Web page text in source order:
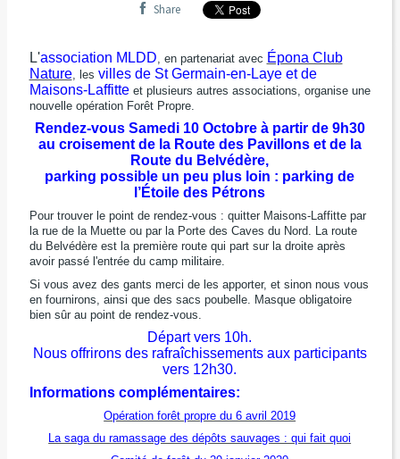
Share
L'association MLDD, en partenariat avec Épona Club
Nature, les villes de St Germain-en-Laye et de
Maisons-Laffitteet plusieurs autres associations, organise une
nouvelle opération Forêt Propre.
Rendez-vous Samedi 10 Octobre à partir de 9h30
au croisement de la Route des Pavillons et de la
Route du Belvédère,
parking possible un peu plus loin : parking de
l’Étoile des Pétrons
Pour trouver le point de rendez-vous : quitter Maisons-Laffitte par
la rue de la Muette ou par la Porte des Caves du Nord. La route
du Belvédère est la première route qui part sur la droite après
avoir passé l'entrée du camp militaire.
Si vous avez des gants merci de les apporter, et sinon nous vous
en fournirons, ainsi que des sacs poubelle. Masque obligatoire
bien sûr au point de rendez-vous.
Départ vers 10h.
Nous offrirons des rafraîchissements aux participants
vers 12h30.
Informations complémentaires:
Opération forêt propre du 6 avril 2019
La saga du ramassage des dépôts sauvages : qui fait quoi